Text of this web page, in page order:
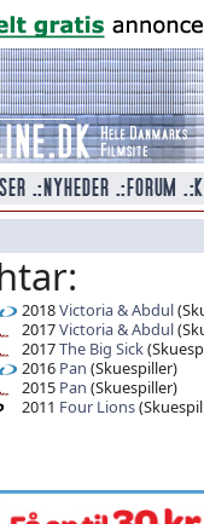
2018Victoria & Abdul
2017Victoria & Abdul
2017The Big Sick
2016 Pan (Skuespiller)
2015 Pan (Skuespiller)
2011 Four Lions